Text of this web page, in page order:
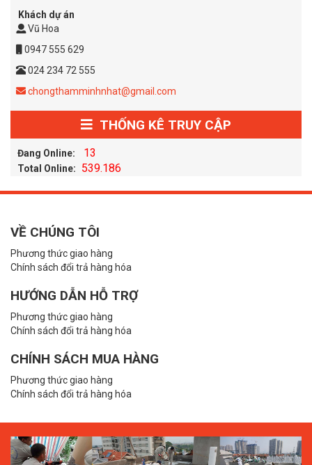
Khách dự án
Vũ Hoa
0947 555 629
024 234 72 555
chongthamminhnhat@gmail.com
THỐNG KÊ TRUY CẬP
Đang Online: 13
Total Online: 539.186
VỀ CHÚNG TÔI
Phương thức giao hàng
Chính sách đổi trả hàng hóa
HƯỚNG DẪN HỖ TRỢ
Phương thức giao hàng
Chính sách đổi trả hàng hóa
CHÍNH SÁCH MUA HÀNG
Phương thức giao hàng
Chính sách đổi trả hàng hóa